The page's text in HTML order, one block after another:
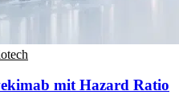
mit Hazard Ratio